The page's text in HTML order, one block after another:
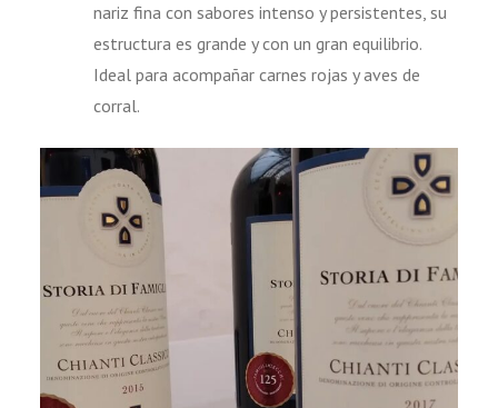
nariz fina con sabores intenso y persistentes, su
estructura es grande y con un gran equilibrio.
Ideal para acompañar carnes rojas y aves de
corral.